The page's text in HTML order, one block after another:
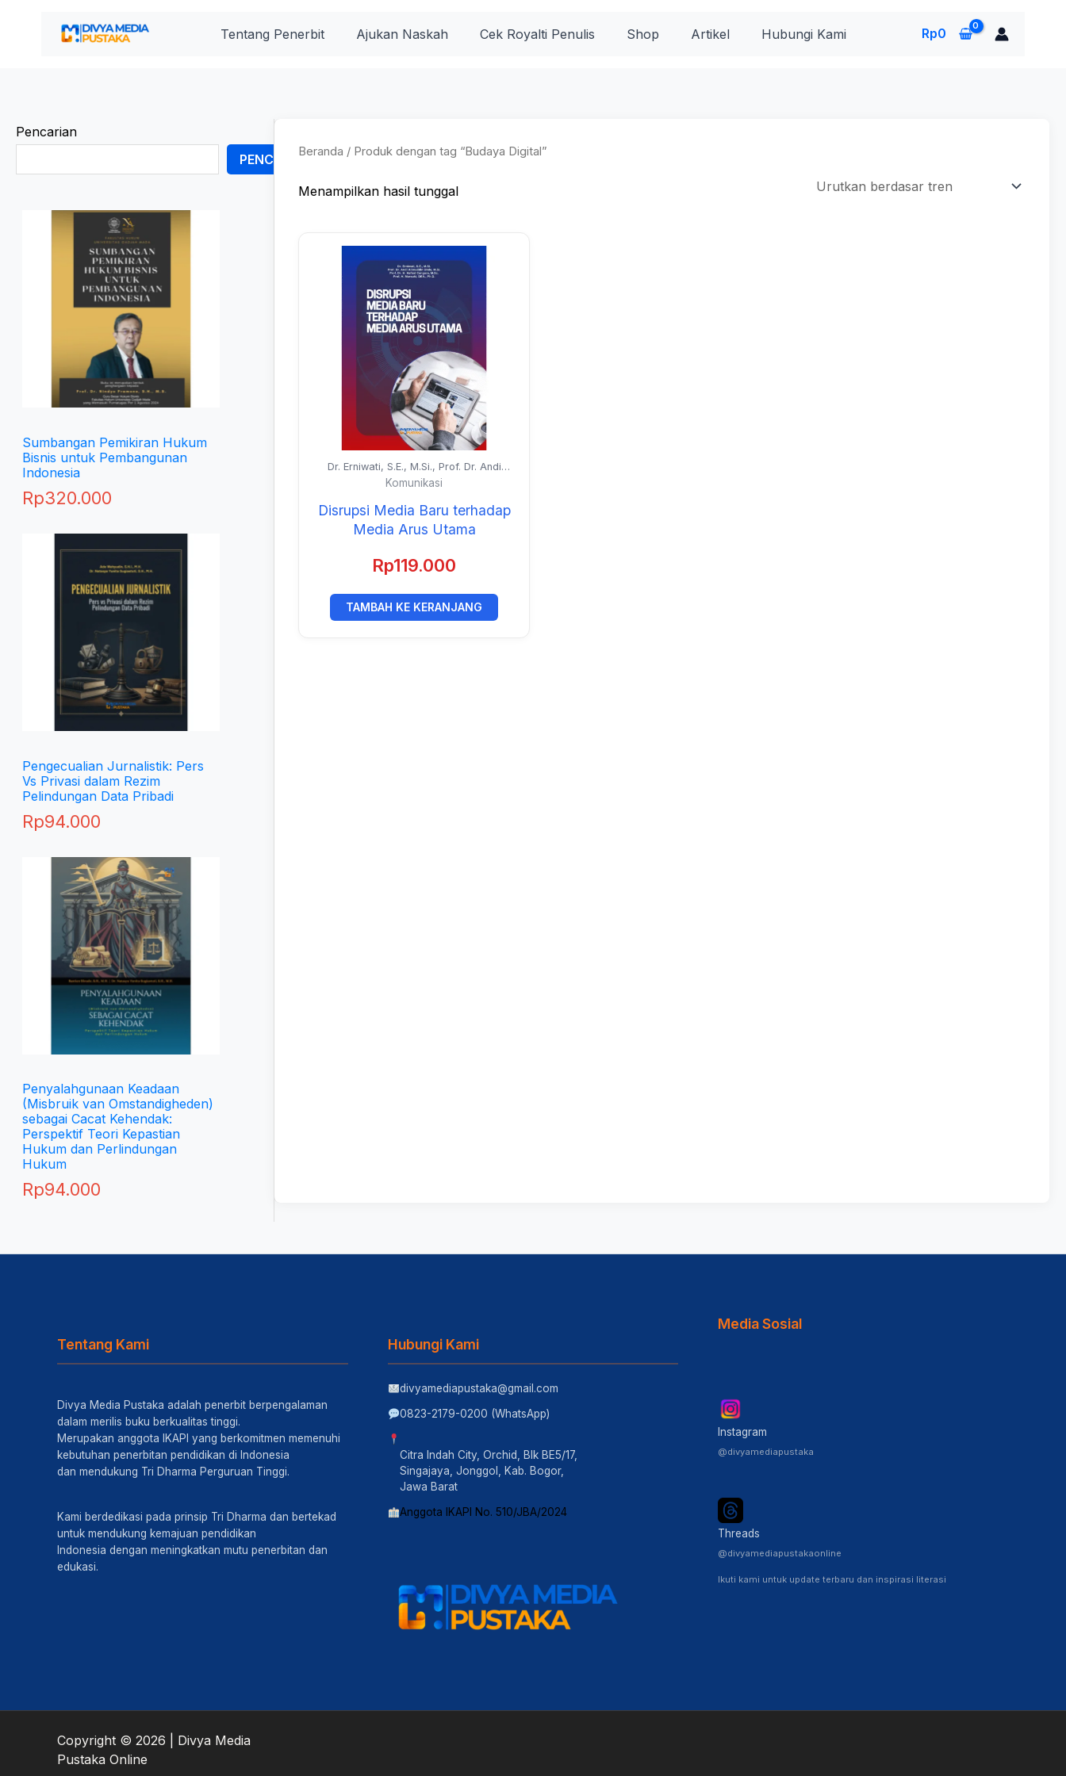
Tentang Penerbit Ajukan Naskah Cek Royalti Penulis Shop Artikel Hubungi Kami Rp0
Pencarian
PENCARIAN
Sumbangan Pemikiran Hukum
Bisnis untuk Pembangunan
Indonesia
Rp320.000
Pengecualian Jurnalistik: Pers
Vs Privasi dalam Rezim
Pelindungan Data Pribadi
Rp94.000
Penyalahgunaan Keadaan
(Misbruik van Omstandigheden)
sebagai Cacat Kehendak:
Perspektif Teori Kepastian
Hukum dan Perlindungan
Hukum
Rp94.000
Beranda / Produk dengan tag “Budaya Digital”
Menampilkan hasil tunggal
Dr. Erniwati, S.E., M.Si., Prof. Dr. Andi
Alimuddin Unde, M.Si., Prof. Dr. Hafied
DEA., Ph.D.
Komunikasi
Disrupsi Media Baru terhadap
Media Arus Utama
Rp119.000
TAMBAH KE KERANJANG
Tentang Kami
Divya Media Pustaka adalah penerbit berpengalaman
dalam merilis buku berkualitas tinggi.
Merupakan anggota IKAPI yang berkomitmen memenuhi
kebutuhan penerbitan pendidikan di Indonesia
dan mendukung Tri Dharma Perguruan Tinggi.
Kami berdedikasi pada prinsip Tri Dharma dan bertekad
untuk mendukung kemajuan pendidikan
Indonesia dengan meningkatkan mutu penerbitan dan
edukasi.
Hubungi Kami
divyamediapustaka@gmail.com
0823-2179-0200 (WhatsApp)
Citra Indah City, Orchid, Blk BE5/17,
Singajaya, Jonggol, Kab. Bogor,
Jawa Barat
Anggota IKAPI No. 510/JBA/2024
Media Sosial
Instagram
@divyamediapustaka
Threads
@divyamediapustakaonline
Ikuti kami untuk update terbaru dan inspirasi literasi
Copyright © 2026 | Divya Media
Pustaka Online